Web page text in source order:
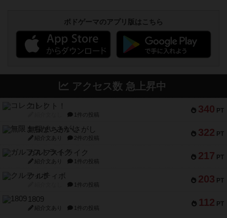
ボドゲーマのアプリ版はこちら
アクセス数 急上昇中
340 PT
コレクト！
1件の投稿
322 PT
無限まちがいさがし
紹介文あり 2件の投稿
217 PT
ガルフストライク
紹介文あり 1件の投稿
203 PT
クルティボ
1件の投稿
112 PT
1809
紹介文あり 1件の投稿